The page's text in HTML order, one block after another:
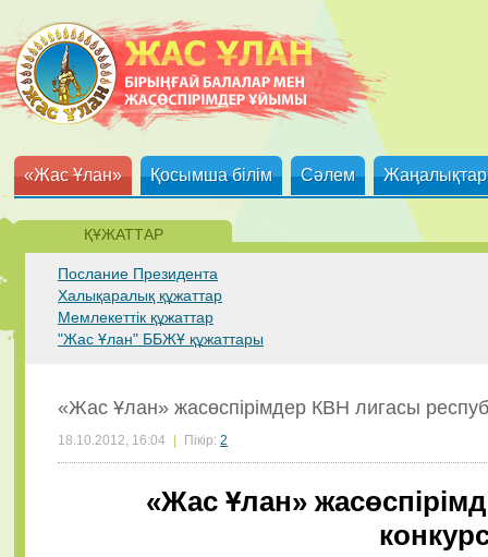
«Жас Ұлан» Қосымша білім Сәлем Жаңалықтар
ҚҰЖАТТАР
Послание Президента
Халықаралық құжаттар
Мемлекеттік құжаттар
"Жас Ұлан" ББЖҰ құжаттары
«Жас Ұлан» жасөспірімдер КВН лигасы
18.10.2012, 16:04 Пікір: 2
«Жас Ұлан»